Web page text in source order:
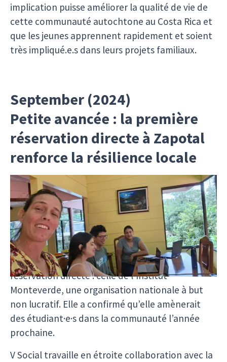
implication puisse améliorer la qualité de vie de
cette communauté autochtone au Costa Rica et
que les jeunes apprennent rapidement et soient
très impliqué.e.s dans leurs projets familiaux.
September (2024)
Petite avancée : la première
réservation directe à Zapotal
renforce la résilience locale
Dans la ville rurale de Zapotal, au Costa Rica,
nous soutenons un petit projet composé de
charmants chalets roses nichés dans la forêt
nuageuse. 4 jours seulement après la visite de
notre coordinateur en septembre, Fressy a
célébré une grande victoire avec sa première
réservation directe : celle de l’Institut
Monteverde, une organisation nationale à but
non lucratif. Elle a confirmé qu’elle amènerait
des étudiant·e·s dans la communauté l’année
prochaine.
V Social travaille en étroite collaboration avec la